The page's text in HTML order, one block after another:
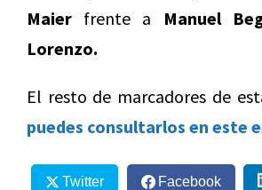
Maier frente a Manuel
Lorenzo.
El resto de marcadores de
puedes consultarlos en este
Twitter Facebook